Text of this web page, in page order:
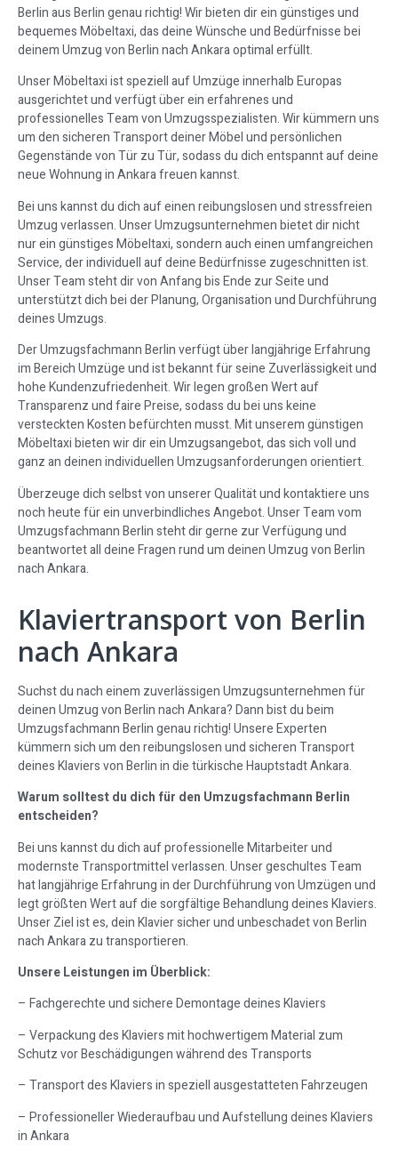
Berlin aus Berlin genau richtig! Wir bieten dir ein günstiges und
bequemes Möbeltaxi, das deine Wünsche und Bedürfnisse bei
deinem Umzug von Berlin nach Ankara optimal erfüllt.
Unser Möbeltaxi ist speziell auf Umzüge innerhalb Europas
ausgerichtet und verfügt über ein erfahrenes und
professionelles Team von Umzugsspezialisten. Wir kümmern uns
um den sicheren Transport deiner Möbel und persönlichen
Gegenstände von Tür zu Tür, sodass du dich entspannt auf deine
neue Wohnung in Ankara freuen kannst.
Bei uns kannst du dich auf einen reibungslosen und stressfreien
Umzug verlassen. Unser Umzugsunternehmen bietet dir nicht
nur ein günstiges Möbeltaxi, sondern auch einen umfangreichen
Service, der individuell auf deine Bedürfnisse zugeschnitten ist.
Unser Team steht dir von Anfang bis Ende zur Seite und
unterstützt dich bei der Planung, Organisation und Durchführung
deines Umzugs.
Der Umzugsfachmann Berlin verfügt über langjährige Erfahrung
im Bereich Umzüge und ist bekannt für seine Zuverlässigkeit und
hohe Kundenzufriedenheit. Wir legen großen Wert auf
Transparenz und faire Preise, sodass du bei uns keine
versteckten Kosten befürchten musst. Mit unserem günstigen
Möbeltaxi bieten wir dir ein Umzugsangebot, das sich voll und
ganz an deinen individuellen Umzugsanforderungen orientiert.
Überzeuge dich selbst von unserer Qualität und kontaktiere uns
noch heute für ein unverbindliches Angebot. Unser Team vom
Umzugsfachmann Berlin steht dir gerne zur Verfügung und
beantwortet all deine Fragen rund um deinen Umzug von Berlin
nach Ankara.
Klaviertransport von Berlin
nach Ankara
Suchst du nach einem zuverlässigen Umzugsunternehmen für
deinen Umzug von Berlin nach Ankara? Dann bist du beim
Umzugsfachmann Berlin genau richtig! Unsere Experten
kümmern sich um den reibungslosen und sicheren Transport
deines Klaviers von Berlin in die türkische Hauptstadt Ankara.
Warum solltest du dich für den Umzugsfachmann Berlin
entscheiden?
Bei uns kannst du dich auf professionelle Mitarbeiter und
modernste Transportmittel verlassen. Unser geschultes Team
hat langjährige Erfahrung in der Durchführung von Umzügen und
legt größten Wert auf die sorgfältige Behandlung deines Klaviers.
Unser Ziel ist es, dein Klavier sicher und unbeschadet von Berlin
nach Ankara zu transportieren.
Unsere Leistungen im Überblick:
– Fachgerechte und sichere Demontage deines Klaviers
– Verpackung des Klaviers mit hochwertigem Material zum
Schutz vor Beschädigungen während des Transports
– Transport des Klaviers in speziell ausgestatteten Fahrzeugen
– Professioneller Wiederaufbau und Aufstellung deines Klaviers
in Ankara